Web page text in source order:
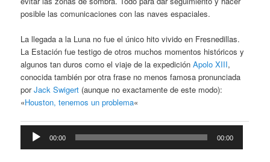
posible las comunicaciones con las naves espaciales.
La llegada a la Luna no fue el único hito vivido en Fresnedillas.
La Estación fue testigo de otros muchos momentos históricos y
algunos tan duros como el viaje de la expediciónApolo XIII,
conocida también por otra frase no menos famosa pronunciada
porJack Swigert (aunque no exactamente de este modo):
«Houston, tenemos un problema«
de
00:00 00:00